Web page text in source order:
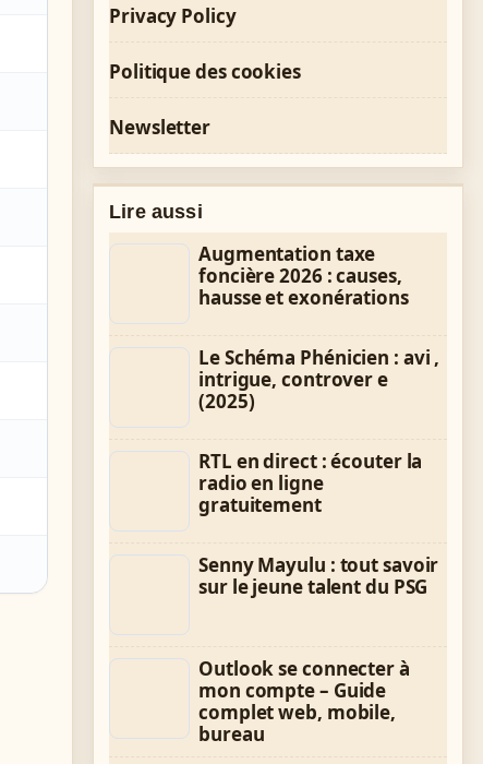
Privacy Policy
Politique des cookies
Newsletter
Lire aussi
Augmentation taxe
foncière 2026 : causes,
hausse et exonérations
Le Schéma Phénicien : avi ,
intrigue, controver e
(2025)
RTL en direct : écouter la
radio en ligne
gratuitement
Senny Mayulu : tout savoir
sur le jeune talent du PSG
Outlook se connecter à
mon compte – Guide
complet web, mobile,
bureau